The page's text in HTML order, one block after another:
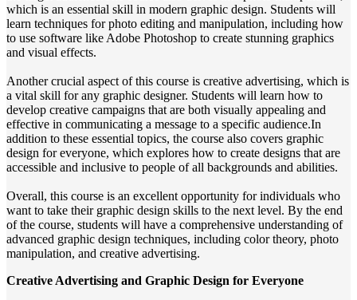
which is an essential skill in modern graphic design. Students will
learn techniques for photo editing and manipulation, including how
to use software like Adobe Photoshop to create stunning graphics
and visual effects.
Another crucial aspect of this course is creative advertising, which is
a vital skill for any graphic designer. Students will learn how to
develop creative campaigns that are both visually appealing and
effective in communicating a message to a specific audience.In
addition to these essential topics, the course also covers graphic
design for everyone, which explores how to create designs that are
accessible and inclusive to people of all backgrounds and abilities.
Overall, this course is an excellent opportunity for individuals who
want to take their graphic design skills to the next level. By the end
of the course, students will have a comprehensive understanding of
advanced graphic design techniques, including color theory, photo
manipulation, and creative advertising.
Creative Advertising and Graphic Design for Everyone